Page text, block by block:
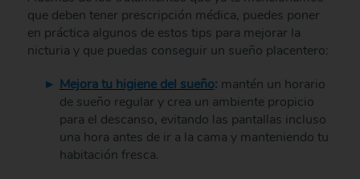
que deben tener prescripción médica, puedes poner
en práctica algunos de estos tips para mejorar la
nicturia y que puedas conseguir un sueño placentero:
Mejora tu higiene del sueño: mantén un horario
de sueño regular y crea un ambiente propicio
para el descanso, evitando las pantallas incluso
una hora antes de ir a la cama y manteniendo tu
habitación fresca.